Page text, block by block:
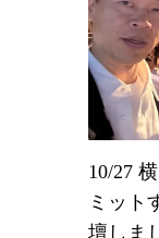
10/27
ミット
壇しま